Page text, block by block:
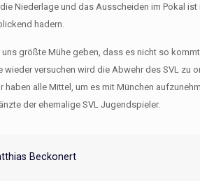
Niederlage und das Ausscheiden im Pokal
hadern.
größte Mühe geben, dass es nicht so
wieder versuchen wird die Abwehr des SVL
haben alle Mittel, um es mit München
der ehemalige SVL Jugendspieler.
Beckonert